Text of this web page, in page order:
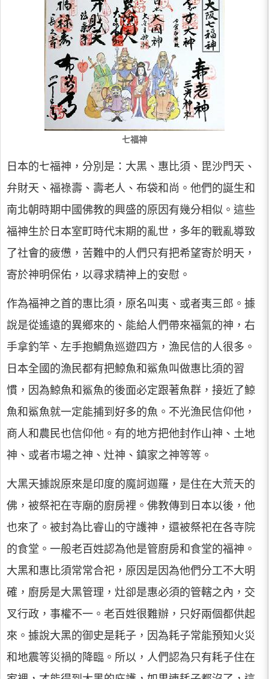
七福神
日本的七福神，分別是：大黑、惠比須、毘沙門天、
弁財天、福祿壽、壽老人、布袋和尚。他們的誕生和
南北朝時期中國佛教的興盛的原因有幾分相似。這些
福神生於日本室町時代末期的亂世，多年的戰亂導致
了社會的疲憊，苦難中的人們只有把希望寄於明天，
寄於神明保佑，以尋求精神上的安慰。
作為福神之首的惠比須，原名叫夷、或者夷三郎。據
說是從遙遠的異鄉來的、能給人們帶來福氣的神，右
手拿釣竿、左手抱鯛魚巡遊四方，漁民信的人很多。
日本全國的漁民都有把鯨魚和鯊魚叫做惠比須的習
慣，因為鯨魚和鯊魚的後面必定跟著魚群，接近了鯨
魚和鯊魚就一定能捕到好多的魚。不光漁民信仰他，
商人和農民也信仰他。有的地方把他封作山神、土地
神、或者市場之神、灶神、鎮家之神等等。
大黑天據說原來是印度的魔訶迦羅，是住在大荒天的
佛，被祭祀在寺廟的廚房裡。佛教傳到日本以後，他
也來了。被封為比睿山的守護神，還被祭祀在各寺院
的食堂。一般老百姓認為他是管廚房和食堂的福神。
大黑和惠比須常常合祀，原因是因為他們分工不大明
確，廚房是大黑管理，灶卻是惠必須的管轄之內，交
叉行政，事權不一。老百姓很難辦，只好兩個都供起
來。據說大黑的御史是耗子，因為耗子常能預知火災
和地震等災禍的降臨。所以，人們認為只有耗子住在